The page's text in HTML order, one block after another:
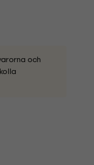
och